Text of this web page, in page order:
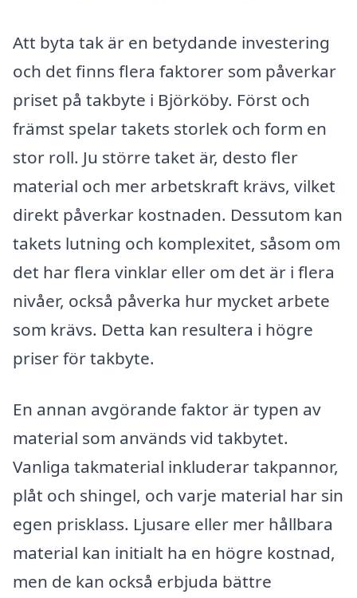
Att byta tak är en betydande investering
och det finns flera faktorer som påverkar
priset på takbyte i Björköby. Först och
främst spelar takets storlek och form en
stor roll. Ju större taket är, desto fler
material och mer arbetskraft krävs, vilket
direkt påverkar kostnaden. Dessutom kan
takets lutning och komplexitet, såsom om
det har flera vinklar eller om det är i flera
nivåer, också påverka hur mycket arbete
som krävs. Detta kan resultera i högre
priser för takbyte.
En annan avgörande faktor är typen av
material som används vid takbytet.
Vanliga takmaterial inkluderar takpannor,
plåt och shingel, och varje material har sin
egen prisklass. Ljusare eller mer hållbara
material kan initialt ha en högre kostnad,
men de kan också erbjuda bättre